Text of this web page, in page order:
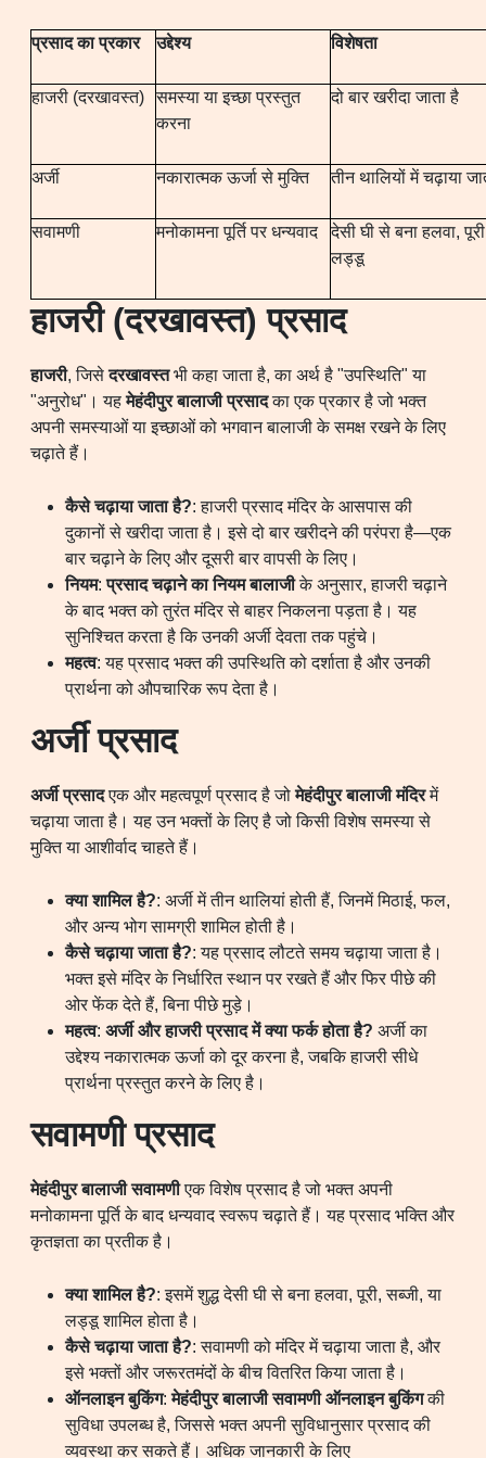
प्रसाद का प्रकार उद्देश्य विशेषता
हाजरी (दरखावस्त)
समस्या या इच्छा प्रस्तुत
करना
दो बार खरीदा जाता है
अर्जी नकारात्मक ऊर्जा से मुक्ति तीन थालियों में चढ़ाया
सवामणी मनोकामना पूर्ति पर धन्यवाद
देसी घी से बना हलवा,
लड्डू
हाजरी (दरखावस्त) प्रसाद
हाजरी, जिसेदरखावस्तभी कहा जाता है, का अर्थ है "उपस्थिति" या
"अनुरोध"। यहमेहंदीपुर बालाजी प्रसादका एक प्रकार है जो भक्त
अपनी समस्याओं या इच्छाओं को भगवान बालाजी के समक्ष रखने के लिए
चढ़ाते हैं।
कैसे चढ़ाया जाता है?: हाजरी प्रसाद मंदिर के आसपास की
दुकानों से खरीदा जाता है। इसे दो बार खरीदने की परंपरा है—एक
बार चढ़ाने के लिए और दूसरी बार वापसी के लिए।
नियम:प्रसाद चढ़ाने का नियम बालाजीके अनुसार, हाजरी चढ़ाने
के बाद भक्त को तुरंत मंदिर से बाहर निकलना पड़ता है। यह
सुनिश्चित करता है कि उनकी अर्जी देवता तक पहुंचे।
महत्व: यह प्रसाद भक्त की उपस्थिति को दर्शाता है और उनकी
प्रार्थना को औपचारिक रूप देता है।
अर्जी प्रसाद
अर्जी प्रसादएक और महत्वपूर्ण प्रसाद है जोमेहंदीपुर बालाजी मंदिरमें
चढ़ाया जाता है। यह उन भक्तों के लिए है जो किसी विशेष समस्या से
मुक्ति या आशीर्वाद चाहते हैं।
क्या शामिल है?: अर्जी में तीन थालियां होती हैं, जिनमें मिठाई, फल,
और अन्य भोग सामग्री शामिल होती है।
कैसे चढ़ाया जाता है?: यह प्रसाद लौटते समय चढ़ाया जाता है।
भक्त इसे मंदिर के निर्धारित स्थान पर रखते हैं और फिर पीछे की
ओर फेंक देते हैं, बिना पीछे मुड़े।
महत्व: अर्जी और हाजरी प्रसाद में क्या फर्क होता है? अर्जी का
उद्देश्य नकारात्मक ऊर्जा को दूर करना है, जबकि हाजरी सीधे
प्रार्थना प्रस्तुत करने के लिए है।
सवामणी प्रसाद
मेहंदीपुर बालाजी सवामणीएक विशेष प्रसाद है जो भक्त अपनी
मनोकामना पूर्ति के बाद धन्यवाद स्वरूप चढ़ाते हैं। यह प्रसाद भक्ति और
कृतज्ञता का प्रतीक है।
क्या शामिल है?: इसमें शुद्ध देसी घी से बना हलवा, पूरी, सब्जी, या
लड्डू शामिल होता है।
कैसे चढ़ाया जाता है?: सवामणी को मंदिर में चढ़ाया जाता है, और
इसे भक्तों और जरूरतमंदों के बीच वितरित किया जाता है।
ऑनलाइन बुकिंग:मेहंदीपुर बालाजी सवामणी ऑनलाइन बुकिंगकी
सुविधा उपलब्ध है, जिससे भक्त अपनी सुविधानुसार प्रसाद की
व्यवस्था कर सकते हैं। अधिक जानकारी के लिए